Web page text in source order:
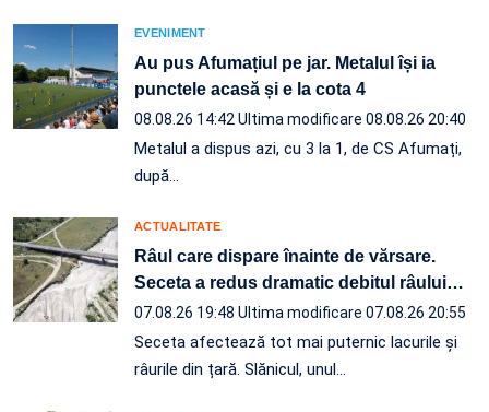
EVENIMENT
Au pus Afumațiul pe jar. Metalul își ia
punctele acasă și e la cota 4
08.08.26 14:42Ultima modificare 08.08.26 20:40
Metalul a dispus azi, cu 3 la 1, de CS Afumați,
după…
ACTUALITATE
Râul care dispare înainte de vărsare.
Seceta a redus dramatic debitul râului…
07.08.26 19:48 Ultima modificare 07.08.26 20:55
Seceta afectează tot mai puternic lacurile și
râurile din țară. Slănicul, unul…